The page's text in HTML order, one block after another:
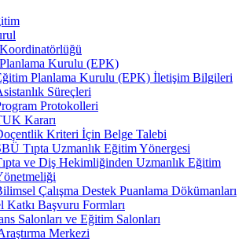
Kurulu (EPK)
Planlama Kurulu (EPK) İletişim Bilgileri
Süreçleri
Protokolleri
Kararı
Kriteri İçin Belge Talebi
Tıpta Uzmanlık Eğitim Yönergesi
ve Diş Hekimliğinden Uzmanlık Eğitim
Çalışma Destek Puanlama Dökümanları
Katkı Başvuru Formları
Salonları ve Eğitim Salonları
Merkezi